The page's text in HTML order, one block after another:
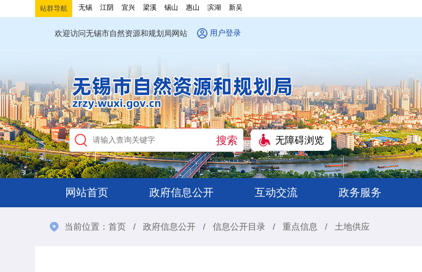
站群导航 无锡 江阴 宜兴 梁溪 锡山 惠山 滨湖 新吴
欢迎访问无锡市自然资源和规划局网站 用户登录
无障碍浏览
网站首页 政府信息公开 互动交流 政务服务
当前位置： 首页 / 政府信息公开 / 信息公开目录 / 重点信息 / 土地供应